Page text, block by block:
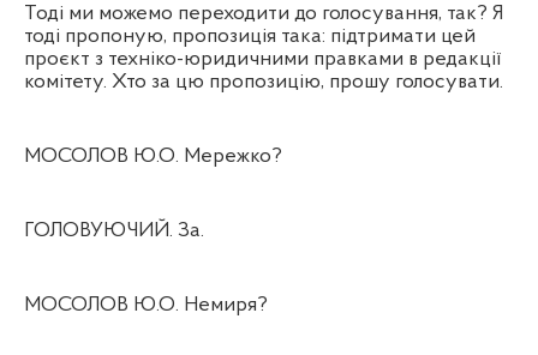
Тоді ми можемо переходити до голосування, так? Я
тоді пропоную, пропозиція така: підтримати цей
проєкт з техніко-юридичними правками в редакції
комітету. Хто за цю пропозицію, прошу голосувати.
МОСОЛОВ Ю.О. Мережко?
ГОЛОВУЮЧИЙ. За.
МОСОЛОВ Ю.О. Немиря?